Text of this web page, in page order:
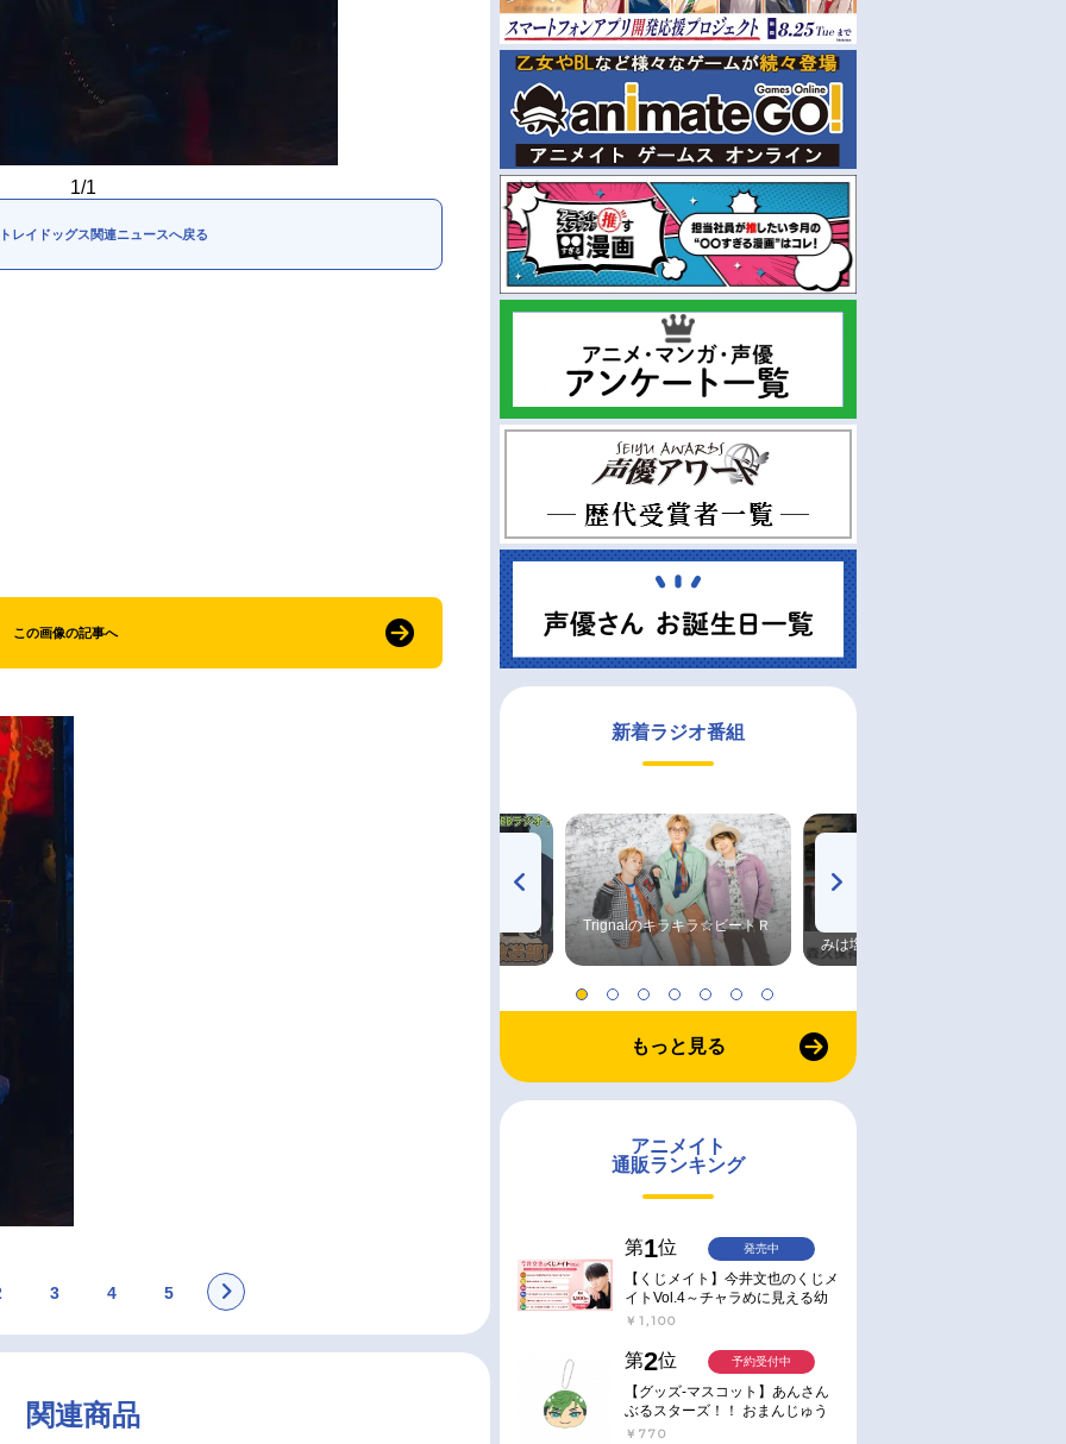
1/1
レイドッグス関連ニュースへ戻る
この画像の記事へ
3 4 5
関連商品
新着ラジオ番組
Trignalのキラキラ☆ビートＲ
みは塩だけ
もっと見る
アニメイト
通販ランキング
第1位
【くじメイト】今井文也のくじメ
イトVol.4～チャラめに見える幼
馴染、実は一途で独占欲が強いん
￥1,100
発売中
第2位
【グッズ-マスコット】あんさん
ぶるスターズ！！ おまんじゅう
にぎにぎマスコット ねくすと2
￥770
予約受付中